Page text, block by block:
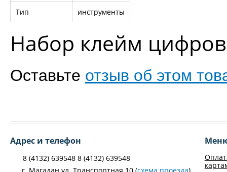
Тип инструменты
Набор клейм
Оставьте отзыв об этом
Адрес и телефон
8 (4132) 639548 8 (4132) 639548